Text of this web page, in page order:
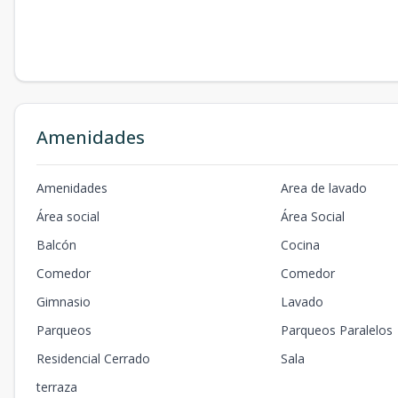
Amenidades
Amenidades
Area de lavado
Área social
Área Social
Balcón
Cocina
Comedor
Comedor
Gimnasio
Lavado
Parqueos
Parqueos Paralelos
Residencial Cerrado
Sala
terraza